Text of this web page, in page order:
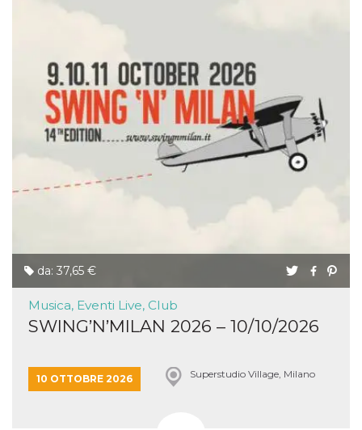
da: 37,65 €
Musica, Eventi Live, Club
SWING’N’MILAN 2026 – 10/10/2026
10 OTTOBRE 2026 Superstudio Village, Milano